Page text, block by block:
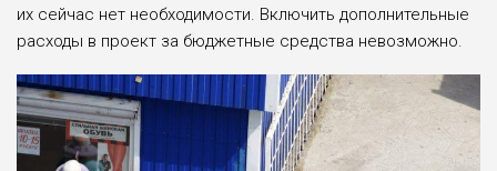
их сейчас нет необ­ходимости. Включить допол­нительные
расходы в проект за бюджетные средства невоз­можно.